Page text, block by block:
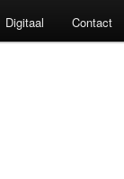
Digitaal Contact